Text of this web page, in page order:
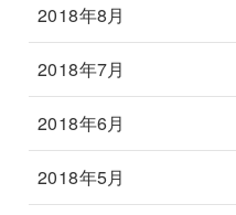
2018年8月
2018年7月
2018年6月
2018年5月